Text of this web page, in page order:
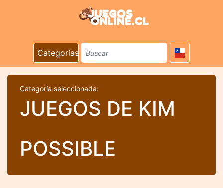
Categorías
Categoría seleccionada:
JUEGOS DE KIM
POSSIBLE